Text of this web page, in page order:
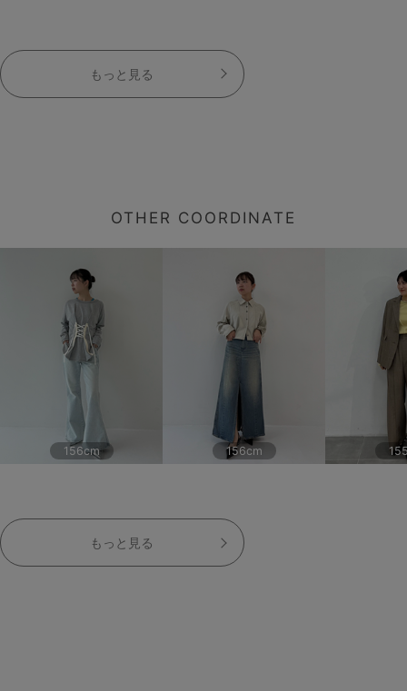
もっと見る
OTHER COORDINATE
156cm 156cm
もっと見る